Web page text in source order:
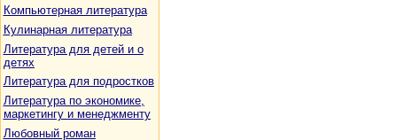
Компьютерная литература
Кулинарная литература
Литература для детей и о
детях
Литература для подростков
Литература по экономике,
маркетингу и менеджменту
Любовный роман